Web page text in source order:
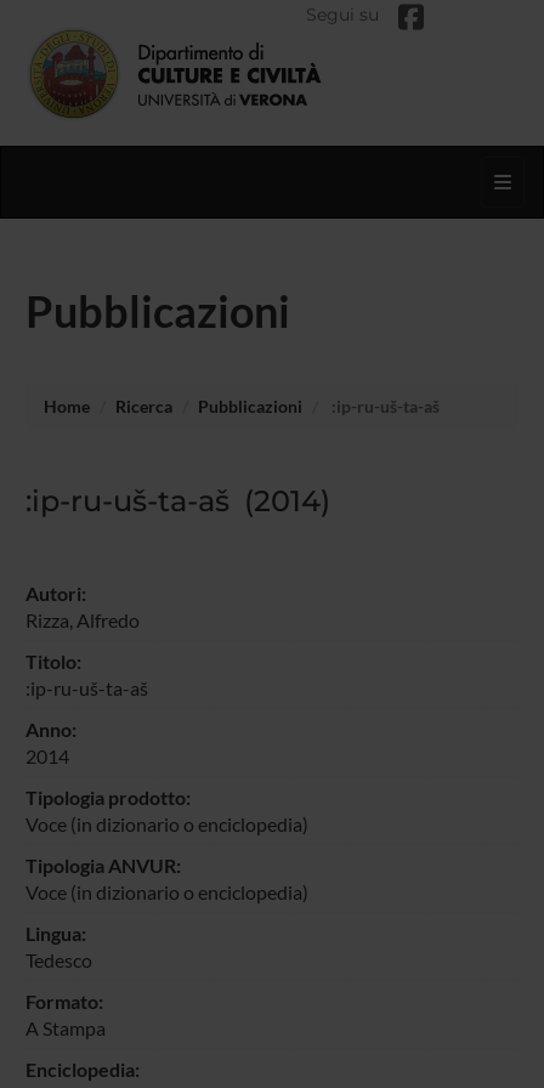
Segui su
Pubblicazioni
Home Ricerca Pubblicazioni :ip-ru-uš-ta-aš
:ip-ru-uš-ta-aš (2014)
Autori:
Rizza, Alfredo
Titolo:
:ip-ru-uš-ta-aš
Anno:
2014
Tipologia prodotto:
Voce (in dizionario o enciclopedia)
Tipologia ANVUR:
Voce (in dizionario o enciclopedia)
Lingua:
Tedesco
Formato:
A Stampa
Enciclopedia: